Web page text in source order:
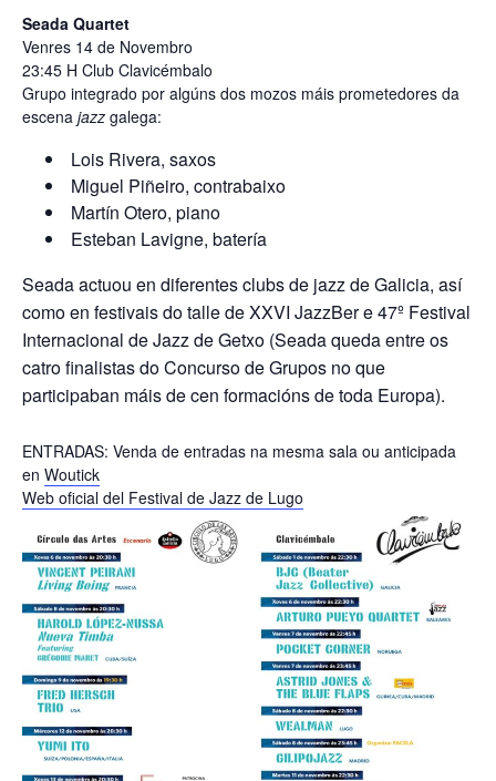
Seada Quartet
Venres 14 de Novembro
23:45 H Club Clavicémbalo
Grupo integrado por algúns dos mozos máis prometedores da
escena jazz galega:
Lois Rivera, saxos
Miguel Piñeiro, contrabaixo
Martín Otero, piano
Esteban Lavigne, batería
Seada actuou en diferentes clubs de jazz de Galicia, así
como en festivais do talle de XXVI JazzBer e 47º Festival
Internacional de Jazz de Getxo (Seada queda entre os
catro finalistas do Concurso de Grupos no que
participaban máis de cen formacións de toda Europa).
ENTRADAS: Venda de entradas na mesma sala ou anticipada
en Woutick
Web oficial del Festival de Jazz de Lugo